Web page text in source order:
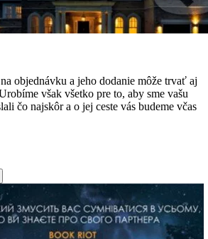
objednávku a jeho dodanie môže trvať aj
však všetko pre to, aby sme vašu
čo najskôr a o jej ceste vás budeme včas